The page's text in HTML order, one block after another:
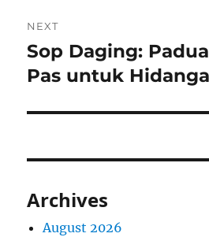
NEXT
Next
post:
Sop Daging:
Pas untuk
Archives
August 2026